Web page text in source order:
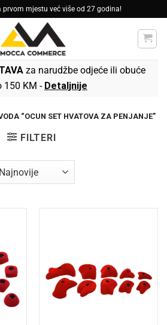
prvom mjestu već više od 27 godina!
za narudžbe odjeće ili obuće
150 KM - Detaljnije
“OCUN SET HVATOVA ZA PENJANJE”
FILTERI